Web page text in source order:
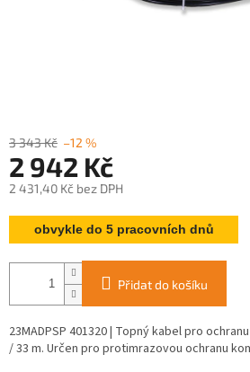
3 343 Kč –12 %
2 942 Kč
2 431,40 Kč bez DPH
Měrná
cena:obvykle do 5 pracovních dnů
Přidat do košíku
23MADPSP 401320 | Topný kabel pro
/ 33 m. Určen pro protimrazovou ochranu